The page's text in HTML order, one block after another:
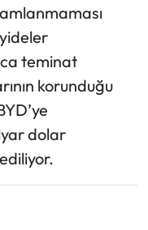
teminat
korunduğu
dolar